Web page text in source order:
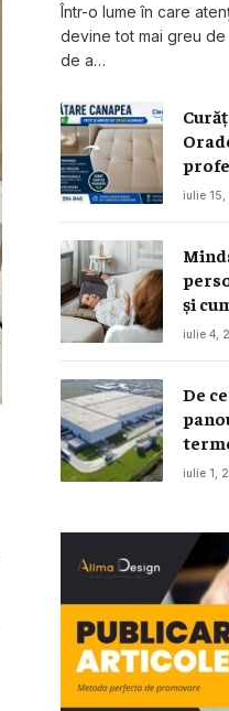
Într-o lume în care
devine tot mai greu
de a…
iulie
și
iulie 4,
De
iulie 1,